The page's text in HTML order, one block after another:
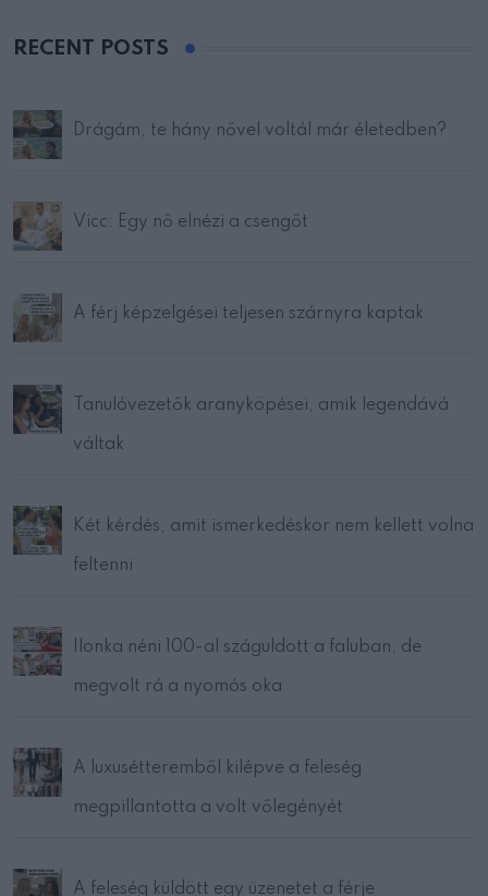
RECENT POSTS
Drágám, te hány nővel voltál már életedben?
Vicc: Egy nő elnézi a csengőt
A férj képzelgései teljesen szárnyra kaptak
Tanulóvezetők aranyköpései, amik legendává
váltak
Két kérdés, amit ismerkedéskor nem kellett volna
feltenni
Ilonka néni 100-al száguldott a faluban, de
megvolt rá a nyomós oka
A luxusétteremből kilépve a feleség
megpillantotta a volt vőlegényét
A feleség küldött egy üzenetet a férje